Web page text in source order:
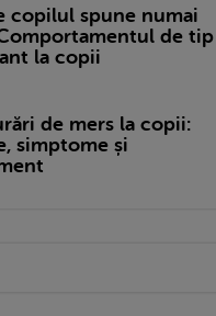
copilul spune numai
de tip
la copii
de mers la copii:
simptome și